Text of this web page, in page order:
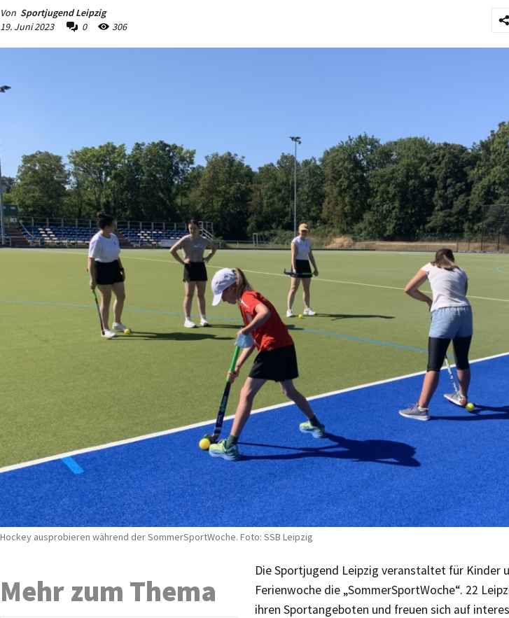
Von Sportjugend Leipzig
19. Juni 2023
0 306
Hockey ausprobieren während der SommerSportWoche. Foto: SSB Leipzig
Die Sportjugend Leipzig veranstaltet für Kinder
Ferienwoche die „SommerSportWoche“. 22
ihren Sportangeboten und freuen sich auf
Mehr zum Thema